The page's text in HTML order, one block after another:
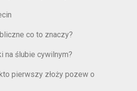
co to znaczy?
na ślubie cywilnym?
pierwszy złoży pozew o